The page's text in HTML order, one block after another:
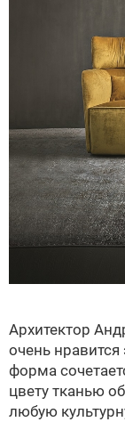
Архитектор
очень
форма
цвету тканью
любую